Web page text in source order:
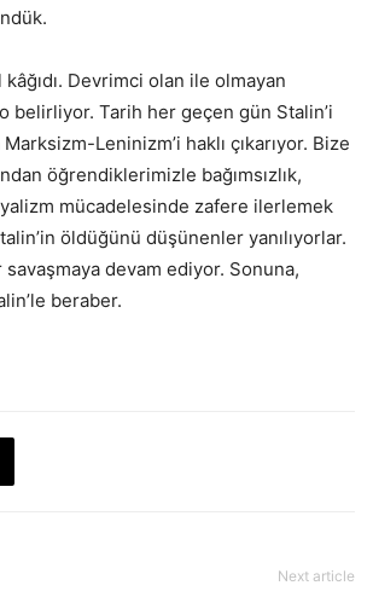
Devrimci olan ile olmayan
o belirliyor. Tarih her geçen gün Stalin’i
Leninizm’i haklı çıkarıyor. Bize
öğrendiklerimizle bağımsızlık,
mücadelesinde zafere ilerlemek
öldüğünü düşünenler yanılıyorlar.
devam ediyor. Sonuna,
beraber.
Next article